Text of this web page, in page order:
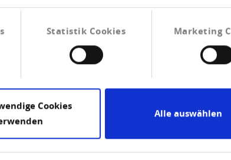
Statistik Cookies Marketing
Cookies
Alle auswählen
of our knowledge and belief. However, no
links, the Verband der Vereine Creditreform e.V.